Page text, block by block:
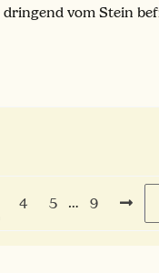
vom Stein
4 5 … 9